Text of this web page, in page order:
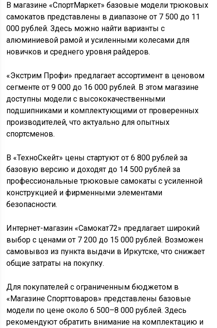
В магазине «СпортМаркет» базовые модели трюковых
самокатов представлены в диапазоне от 7 500 до 11
000 рублей. Здесь можно найти варианты с
алюминиевой рамой и усиленными колесами для
новичков и среднего уровня райдеров.
«Экстрим Профи» предлагает ассортимент в ценовом
сегменте от 9 000 до 16 000 рублей. В этом магазине
доступны модели с высококачественными
подшипниками и комплектующими от проверенных
производителей, что актуально для опытных
спортсменов.
В «ТехноСкейт» цены стартуют от 6 800 рублей за
базовую версию и доходят до 14 500 рублей за
профессиональные трюковые самокаты с усиленной
конструкцией и фирменными элементами
безопасности.
Интернет-магазин «Самокат72» предлагает широкий
выбор с ценами от 7 200 до 15 000 рублей. Возможен
самовывоз из пункта выдачи в Иркутске, что снижает
общие затраты на покупку.
Для покупателей с ограниченным бюджетом в
«Магазине Спорттоваров» представлены базовые
модели по цене около 6 500–8 000 рублей. Здесь
рекомендуют обратить внимание на комплектацию и